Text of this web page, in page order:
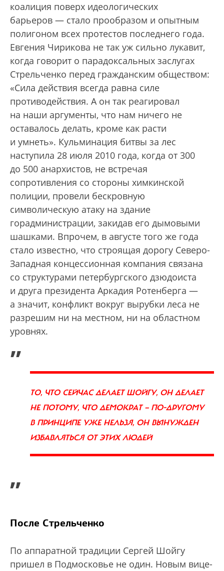
коалиция поверх идеологических
барьеров — стало прообразом и опытным
полигоном всех протестов последнего года.
Евгения Чирикова не так уж сильно лукавит,
когда говорит о парадоксальных заслугах
Стрельченко перед гражданским обществом:
«Cила действия всегда равна силе
противодействия. А он так реагировал
на наши аргументы, что нам ничего не
оставалось делать, кроме как расти
и умнеть». Кульминация битвы за лес
наступила 28 июля 2010 года, когда от 300
до 500 анархистов, не встречая
сопротивления со стороны химкинской
полиции, провели бескровную
символическую атаку на здание
горадминистрации, закидав его дымовыми
шашками. Впрочем, в августе того же года
стало известно, что строящая дорогу Северо-
Западная концессионная компания связана
со структурами петербургского дзюдоиста
и друга президента Аркадия Ротенберга —
а значит, конфликт вокруг вырубки леса не
разрешим ни на местном, ни на областном
уровнях.
„
ТО, ЧТО СЕЙЧАС ДЕЛАЕТ ШОЙГУ, ОН ДЕЛАЕТ
НЕ ПОТОМУ, ЧТО ДЕМОКРАТ — ПО-ДРУГОМУ
В ПРИНЦИПЕ УЖЕ НЕЛЬЗЯ, ОН ВЫНУЖДЕН
ИЗБАВЛЯТЬСЯ ОТ ЭТИХ ЛЮДЕЙ
”
После Стрельченко
По аппаратной традиции Сергей Шойгу
пришел в Подмосковье не один. Новым вице-